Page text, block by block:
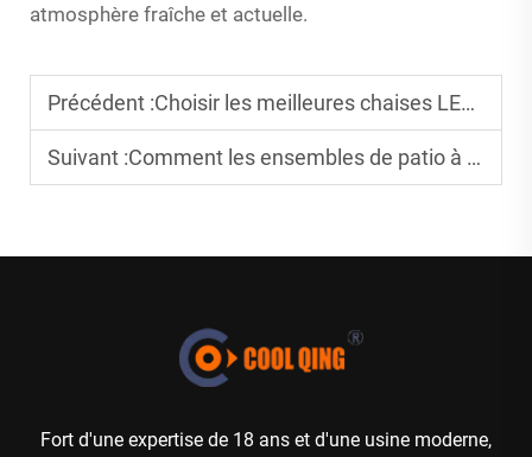
atmosphère fraîche et actuelle.
Précédent :Choisir les meilleures chaises LED pour votre salon extérieur
Suivant :Comment les ensembles de patio à LED RVB améliorent les expériences extérieures
Fort d'une expertise de 18 ans et d'une usine moderne,